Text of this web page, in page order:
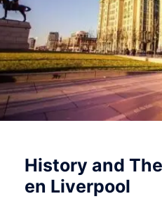
History and
en Liverpool